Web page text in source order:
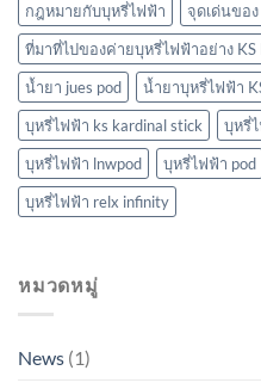
กฎหมายกับบุหรี่ไฟฟ้า
จุดเด่นของ
ที่มาที่ไปของค่ายบุหรี่ไฟฟ้าอย่าง KS
น้ำยา jues pod
น้ำยาบุหรี่ไฟฟ้า
บุหรี่ไฟฟ้า ks kardinal stick
บุหรี่
บุหรี่ไฟฟ้า lnwpod
บุหรี่ไฟฟ้า pod
บุหรี่ไฟฟ้า relx infinity
หมวดหมู่
News (1)